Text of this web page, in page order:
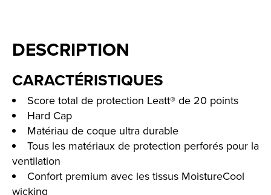
DESCRIPTION
CARACTÉRISTIQUES
Score total de protection Leatt® de 20 points
Hard Cap
Matériau de coque ultra durable
Tous les matériaux de protection perforés pour la
ventilation
Confort premium avec les tissus MoistureCool
wicking